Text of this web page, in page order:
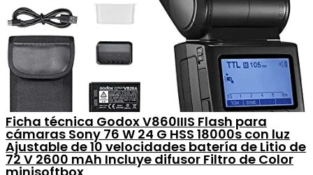
Ficha técnica Godox V860IIIS Flash para
cámaras Sony 76 W 24 G HSS 18000s con luz
Ajustable de 10 velocidades batería de Litio de
72 V 2600 mAh Incluye difusor Filtro de Color